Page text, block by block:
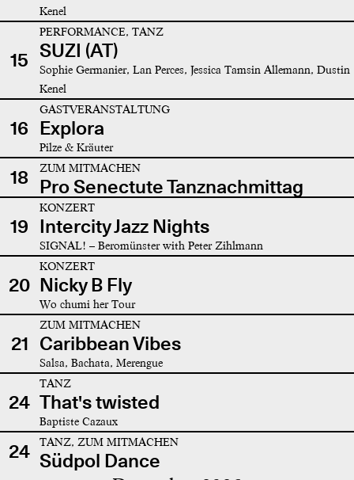
Kenel
15
PERFORMANCE, TANZ
SUZI (AT)
Sophie Germanier, Lan Perces, Jessica Tamsin Allemann, Dustin
Kenel
16
GASTVERANSTALTUNG
Explora
Pilze & Kräuter
18 ZUM MITMACHEN
Pro Senectute Tanznachmittag
19
KONZERT
Intercity Jazz Nights
SIGNAL! – Beromünster with Peter Zihlmann
20
KONZERT
Nicky B Fly
Wo chumi her Tour
21
ZUM MITMACHEN
Caribbean Vibes
Salsa, Bachata, Merengue
24
TANZ
That's twisted
Baptiste Cazaux
24 TANZ, ZUM MITMACHEN
Südpol Dance